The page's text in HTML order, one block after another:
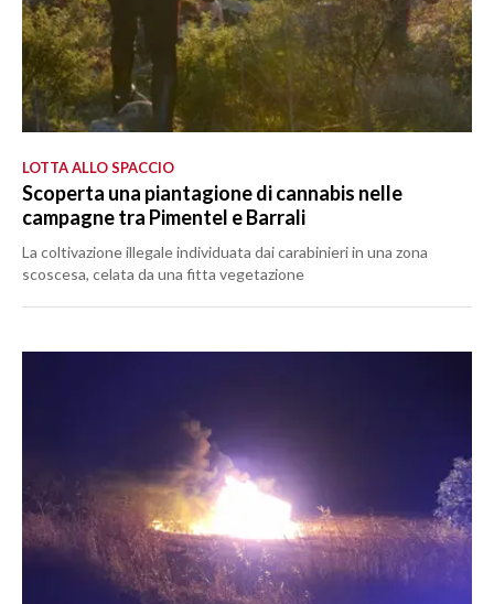
LOTTA ALLO SPACCIO
Scoperta una piantagione di cannabis nelle
campagne tra Pimentel e Barrali
La coltivazione illegale individuata dai carabinieri in una zona
scoscesa, celata da una fitta vegetazione